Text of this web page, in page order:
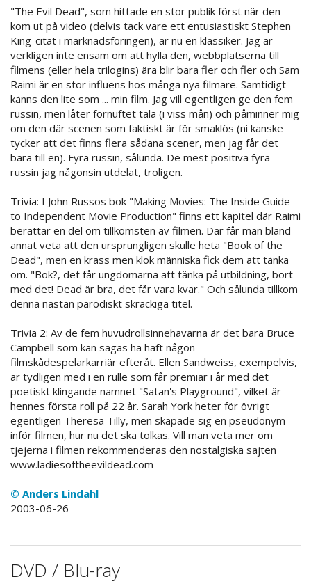
"The Evil Dead", som hittade en stor publik först när den
kom ut på video (delvis tack vare ett entusiastiskt Stephen
King-citat i marknadsföringen), är nu en klassiker. Jag är
verkligen inte ensam om att hylla den, webbplatserna till
filmens (eller hela trilogins) ära blir bara fler och fler och Sam
Raimi är en stor influens hos många nya filmare. Samtidigt
känns den lite som ... min film. Jag vill egentligen ge den fem
russin, men låter förnuftet tala (i viss mån) och påminner mig
om den där scenen som faktiskt är för smaklös (ni kanske
tycker att det finns flera sådana scener, men jag får det
bara till en). Fyra russin, sålunda. De mest positiva fyra
russin jag någonsin utdelat, troligen.
Trivia: I John Russos bok "Making Movies: The Inside Guide
to Independent Movie Production" finns ett kapitel där Raimi
berättar en del om tillkomsten av filmen. Där får man bland
annat veta att den ursprungligen skulle heta "Book of the
Dead", men en krass men klok människa fick dem att tänka
om. "Bok?, det får ungdomarna att tänka på utbildning, bort
med det! Dead är bra, det får vara kvar." Och sålunda tillkom
denna nästan parodiskt skräckiga titel.
Trivia 2: Av de fem huvudrollsinnehavarna är det bara Bruce
Campbell som kan sägas ha haft någon
filmskådespelarkarriär efteråt. Ellen Sandweiss, exempelvis,
är tydligen med i en rulle som får premiär i år med det
poetiskt klingande namnet "Satan's Playground", vilket är
hennes första roll på 22 år. Sarah York heter för övrigt
egentligen Theresa Tilly, men skapade sig en pseudonym
inför filmen, hur nu det ska tolkas. Vill man veta mer om
tjejerna i filmen rekommenderas den nostalgiska sajten
www.ladiesoftheevildead.com
© Anders Lindahl
2003-06-26
DVD / Blu-ray